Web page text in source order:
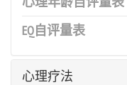
EQ自评量表
心理疗法